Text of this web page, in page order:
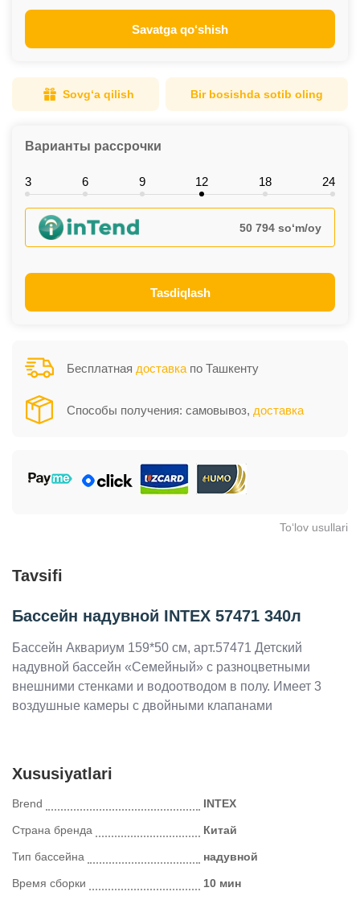
Savatga qo‘shish
Sovg‘a qilish Bir bosishda sotib oling
Варианты рассрочки
3 6 9 12 18 24
50 794 so‘m/oy
Tasdiqlash
Бесплатная доставка по Ташкенту
Способы получения: самовывоз, доставка
To‘lov usullari
Tavsifi
Бассейн надувной INTEX 57471 340л
Бассейн Аквариум 159*50 см, арт.57471 Детский
надувной бассейн «Семейный» с разноцветными
внешними стенками и водоотводом в полу. Имеет 3
воздушные камеры с двойными клапанами
Xususiyatlari
Brend INTEX
Страна бренда Китай
Тип бассейна надувной
Время сборки 10 мин